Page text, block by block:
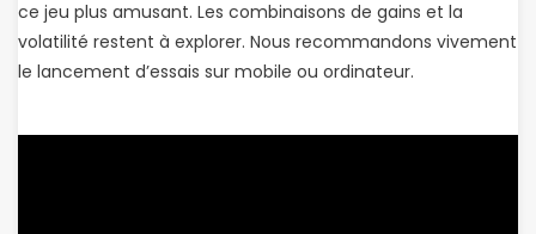
ce jeu plus amusant. Les combinaisons de gains et la
volatilité restent à explorer. Nous recommandons vivement
le lancement d’essais sur mobile ou ordinateur.